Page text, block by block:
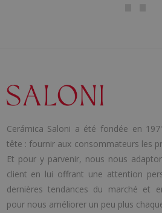
Cerámica Saloni a été fondée en
tête : fournir aux consommateurs les
Et pour y parvenir, nous nous
client en lui offrant une attention
dernières tendances du marché et
pour nous améliorer un peu plus